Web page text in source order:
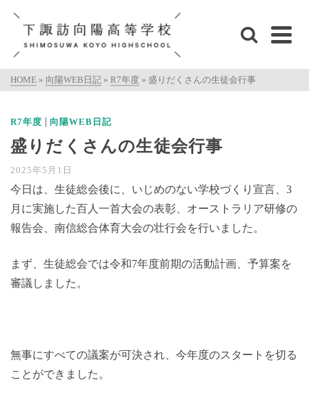
HOME » 向陽WEB日記 » R7年度 » 盛りだくさんの生徒会行事
R7年度 | 向陽WEB日記
盛りだくさんの生徒会行事
2025年5月1日
今日は、生徒総会後に、いじめのない学校づくり宣言、3
月に実施した百人一首大会の表彰、オーストラリア研修の
報告会、南信総合体育大会の壮行会を行いました。
まず、生徒総会では令和7年度前期の活動計画、予算案を
審議しました。
無事にすべての議案が可決され、今年度のスタートを切る
ことができました。